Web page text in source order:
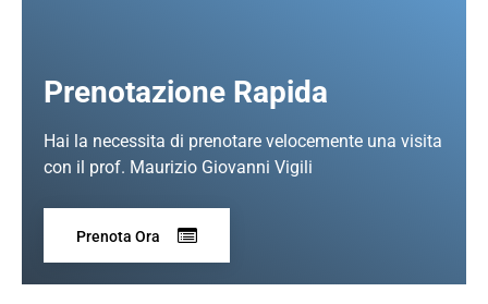
Prenotazione Rapida
Hai la necessita di prenotare velocemente una visita
con il prof. Maurizio Giovanni Vigili
Prenota Ora